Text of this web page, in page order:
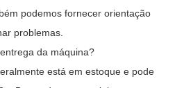
podemos fornecer orientação
problemas.
da máquina?
está em estoque e pode